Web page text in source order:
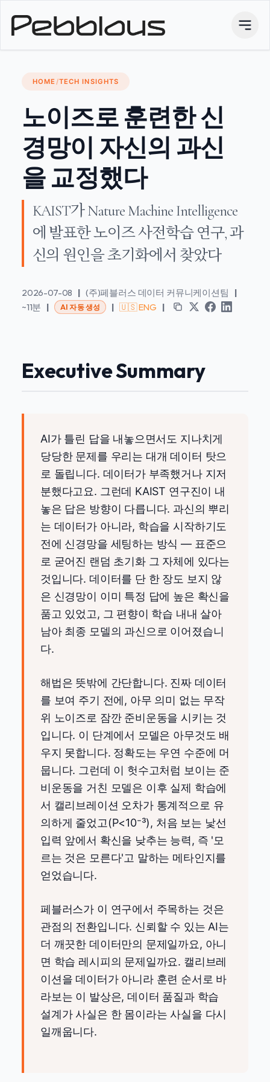
HOME/TECH INSIGHTS
노이즈로 훈련한 신
경망이 자신의 과신
을 교정했다
KAIST가 Nature Machine Intelligence
에 발표한 노이즈 사전학습 연구, 과
신의 원인을 초기화에서 찾았다
2026-07-08 | (주)페블러스 데이터 커뮤니케이션팀
|
~11분 | AI 자동 생성 | 🇺🇸 ENG |
Executive Summary
AI가 틀린 답을 내놓으면서도 지나치게
당당한 문제를 우리는 대개 데이터 탓으
로 돌립니다. 데이터가 부족했거나 지저
분했다고요. 그런데 KAIST 연구진이 내
놓은 답은 방향이 다릅니다. 과신의 뿌리
는 데이터가 아니라, 학습을 시작하기도
전에 신경망을 세팅하는 방식 — 표준으
로 굳어진 랜덤 초기화 그 자체에 있다는
것입니다. 데이터를 단 한 장도 보지 않
은 신경망이 이미 특정 답에 높은 확신을
품고 있었고, 그 편향이 학습 내내 살아
남아 최종 모델의 과신으로 이어졌습니
다.
해법은 뜻밖에 간단합니다. 진짜 데이터
를 보여 주기 전에, 아무 의미 없는 무작
위 노이즈로 잠깐 준비운동을 시키는 것
입니다. 이 단계에서 모델은 아무것도 배
우지 못합니다. 정확도는 우연 수준에 머
뭅니다. 그런데 이 헛수고처럼 보이는 준
비운동을 거친 모델은 이후 실제 학습에
서 캘리브레이션 오차가 통계적으로 유
의하게 줄었고(P<10⁻³), 처음 보는 낯선
입력 앞에서 확신을 낮추는 능력, 즉 '모
르는 것은 모른다'고 말하는 메타인지를
얻었습니다.
페블러스가 이 연구에서 주목하는 것은
관점의 전환입니다. 신뢰할 수 있는 AI는
더 깨끗한 데이터만의 문제일까요, 아니
면 학습 레시피의 문제일까요. 캘리브레
이션을 데이터가 아니라 훈련 순서로 바
라보는 이 발상은, 데이터 품질과 학습
설계가 사실은 한 몸이라는 사실을 다시
일깨웁니다.